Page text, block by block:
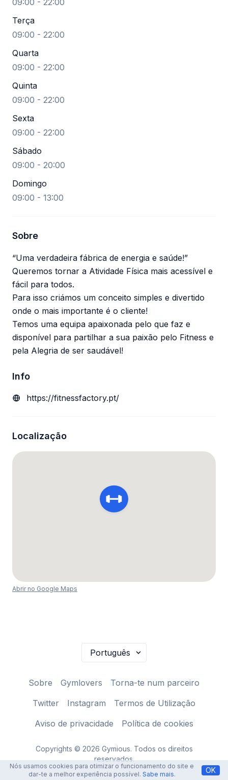
09:00 - 22:00
Terça
09:00 - 22:00
Quarta
09:00 - 22:00
Quinta
09:00 - 22:00
Sexta
09:00 - 22:00
Sábado
09:00 - 20:00
Domingo
09:00 - 13:00
Sobre
“Uma verdadeira fábrica de energia e saúde!”
Queremos tornar a Atividade Física mais acessível e
fácil para todos.
Para isso criámos um conceito simples e divertido
onde o mais importante é o cliente!
Temos uma equipa apaixonada pelo que faz e
disponível para partilhar a sua paixão pelo Fitness e
pela Alegria de ser saudável!
Info
https://fitnessfactory.pt/
Localização
Abrir no Google Maps
Sobre Gymlovers
Torna-te num parceiro
Twitter
Instagram
Termos de Utilização
Aviso de privacidade
Política de cookies
Copyrights © 2026 Gymious. Todos os direitos
reservados.
Nós usamos cookies para otimizar o funcionamento do site e
dar-te a melhor experiência possível. Sabe mais. OK